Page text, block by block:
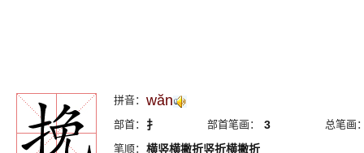
拼音： wăn
部首： 扌 部首笔画： 3
总笔画
笔顺： 横竖横撇折竖折横撇折